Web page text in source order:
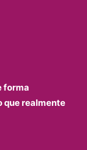
forma
que realmente